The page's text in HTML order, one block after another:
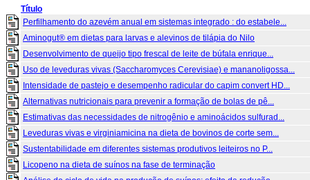
Título
Perfilhamento do azevém anual em sistemas integrado : do estabele...
Aminogut® em dietas para larvas e alevinos de tilápia do Nilo
Desenvolvimento de queijo tipo frescal de leite de búfala enrique...
Uso de leveduras vivas (Saccharomyces Cerevisiae) e mananoligossa...
Intensidade de pastejo e desempenho radicular do capim convert HD...
Alternativas nutricionais para prevenir a formação de bolas de pê...
Estimativas das necessidades de nitrogênio e aminoácidos sulfurad...
Leveduras vivas e virginiamicina na dieta de bovinos de corte sem...
Sustentabilidade em diferentes sistemas produtivos leiteiros no P...
Licopeno na dieta de suínos na fase de terminação